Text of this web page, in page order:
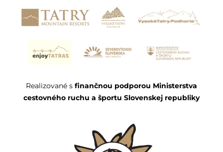
Realizované s finančnou podporou Ministerstva
cestovného ruchu a športu Slovenskej republiky